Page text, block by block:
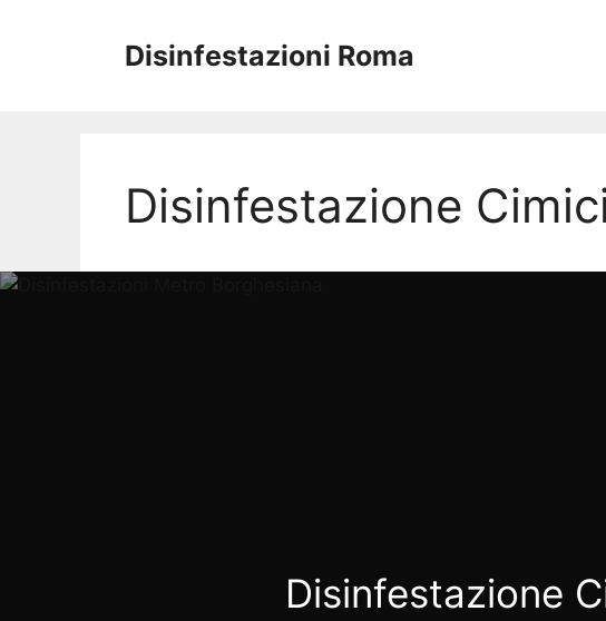
Disinfestazioni Roma
Disinfestazione
Disinfestazione